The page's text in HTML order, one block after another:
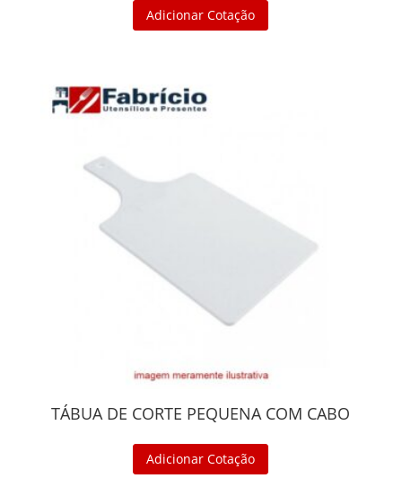
Adicionar Cotação
TÁBUA DE CORTE PEQUENA COM CABO
Adicionar Cotação